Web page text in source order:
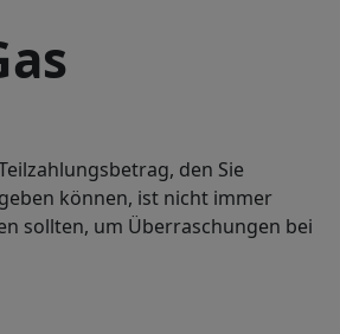
den Sie
können, ist nicht immer
sollten, um Überraschungen bei